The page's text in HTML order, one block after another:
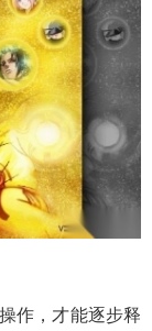
作，才能逐步释